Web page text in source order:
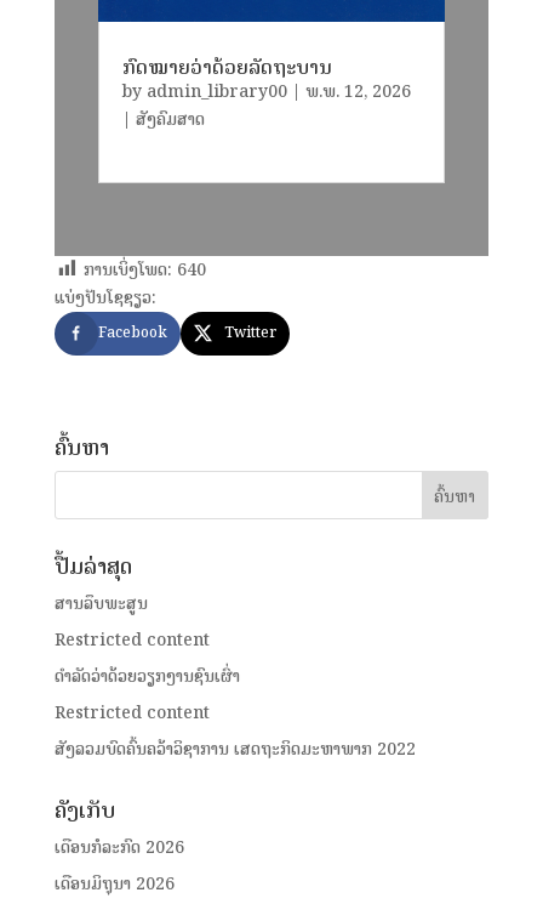
ກົດໝາຍວ່າດ້ວຍລັດຖະບານ
by admin_library00| ພ.ພ. 12, 2026
| ສັງຄົມສາດ
ການເບິ່ງໂພດ: 640
ແບ່ງປັນໂຊຊຽວ:
Facebook Twitter
ຄົ້ນຫາ
ປື້ມລ່າສຸດ
ສານລຶບພະສູນ
Restricted content
ດໍາລັດວ່າດ້ວຍວຽກງານຊົນເຜົ່າ
Restricted content
ສັງລວມບົດຄົ້ນຄວ້າວິຊາການ ເສດຖະກິດມະຫາພາກ 2022
ຄັງເກັບ
ເດືອນກໍລະກົດ 2026
ເດືອນມິຖຸນາ 2026